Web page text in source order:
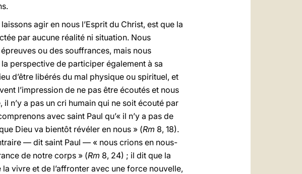
agir en nous l’Esprit du Christ, est que la
par aucune réalité ni situation. Nous
ou des souffrances, mais nous
perspective de participer également à sa
d’être libérés du mal physique ou spirituel, et
l’impression de ne pas être écoutés et nous
n’y a pas un cri humain qui ne soit écouté par
avec saint Paul qu’« il n’y a pas de
Dieu va bientôt révéler en nous » (Rm 8, 18).
— dit saint Paul — « nous crions en nous-
de notre corps » (Rm 8, 24) ; il dit que la
vivre et de l’affronter avec une force nouvelle,